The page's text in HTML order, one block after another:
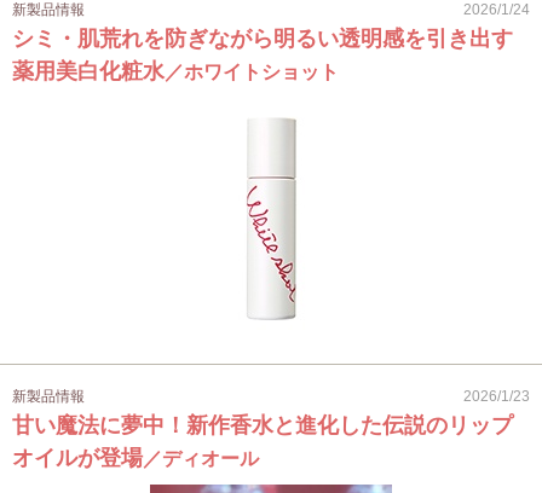
新製品情報 2026/1/24
シミ・肌荒れを防ぎながら明るい透明感を引き出す
薬用美白化粧水／ホワイトショット
新製品情報 2026/1/23
甘い魔法に夢中！新作香水と進化した伝説のリップ
オイルが登場／ディオール